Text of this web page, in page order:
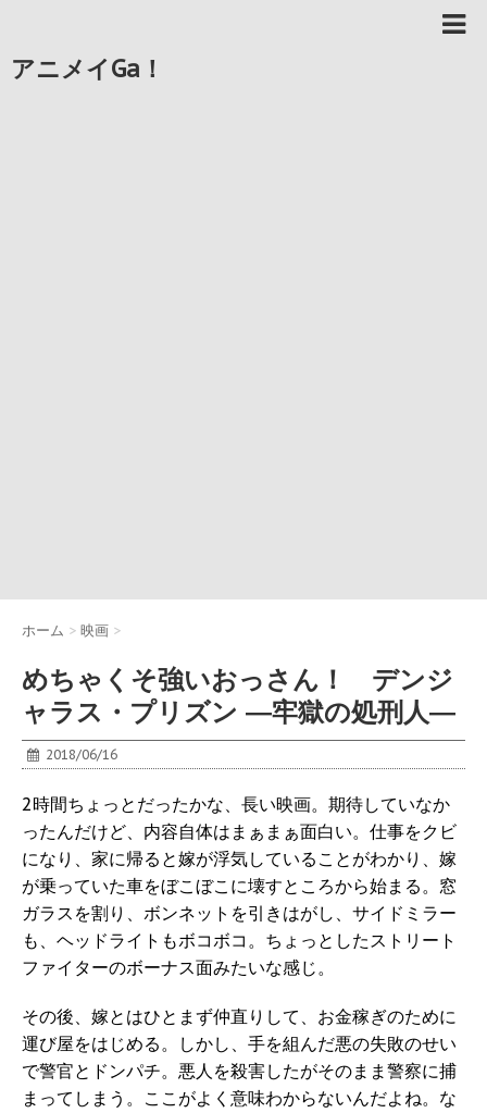
アニメイGa！
ホーム > 映画 >
めちゃくそ強いおっさん！ デンジ
ャラス・プリズン ―牢獄の処刑人―
2018/06/16
2時間ちょっとだったかな、長い映画。期待していなか
ったんだけど、内容自体はまぁまぁ面白い。仕事をクビ
になり、家に帰ると嫁が浮気していることがわかり、嫁
が乗っていた車をぼこぼこに壊すところから始まる。窓
ガラスを割り、ボンネットを引きはがし、サイドミラー
も、ヘッドライトもボコボコ。ちょっとしたストリート
ファイターのボーナス面みたいな感じ。
その後、嫁とはひとまず仲直りして、お金稼ぎのために
運び屋をはじめる。しかし、手を組んだ悪の失敗のせい
で警官とドンパチ。悪人を殺害したがそのまま警察に捕
まってしまう。ここがよく意味わからないんだよね。な